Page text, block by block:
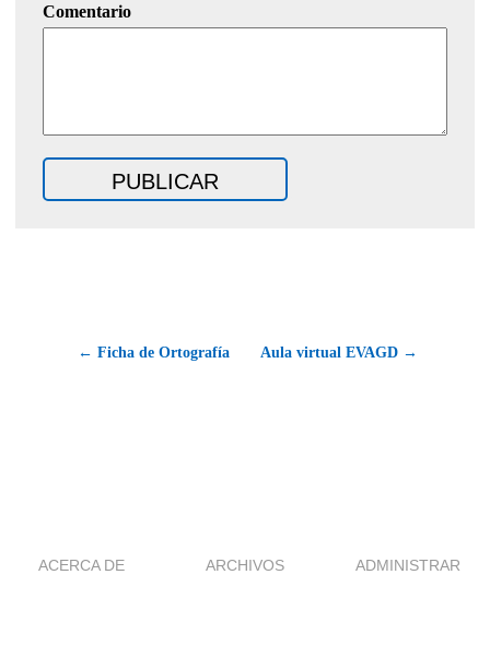
Comentario
← Ficha de Ortografía Aula virtual EVAGD →
ACERCA DE ARCHIVOS ADMINISTRAR